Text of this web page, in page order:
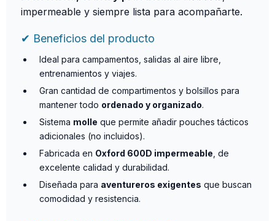
impermeable y siempre lista para acompañarte.
✔ Beneficios del producto
Ideal para campamentos, salidas al aire libre,
entrenamientos y viajes.
Gran cantidad de compartimentos y bolsillos para
mantener todo ordenado y organizado.
Sistema molle que permite añadir pouches tácticos
adicionales (no incluidos).
Fabricada en Oxford 600D impermeable , de
excelente calidad y durabilidad.
Diseñada para aventureros exigentes que buscan
comodidad y resistencia.